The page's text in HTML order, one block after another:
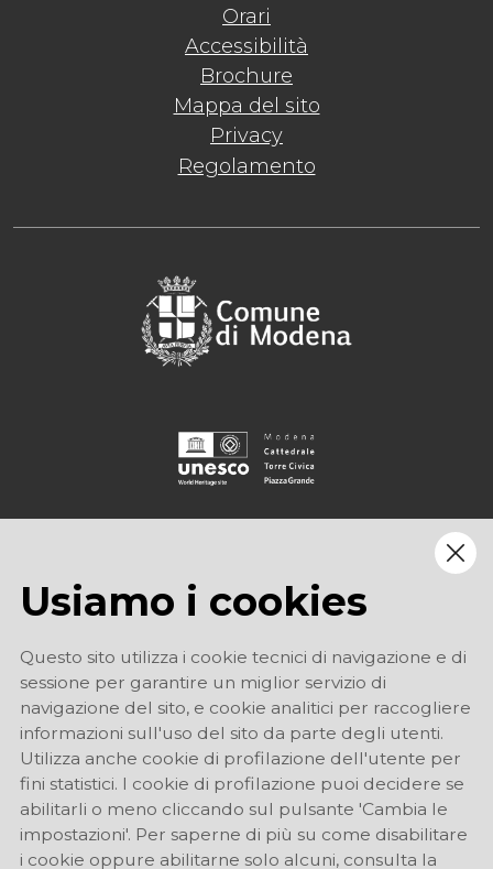
Orari
Accessibilità
Brochure
Mappa del sito
Privacy
Regolamento
Usiamo i cookies
Questo sito utilizza i cookie tecnici di navigazione e di
sessione per garantire un miglior servizio di
navigazione del sito, e cookie analitici per raccogliere
informazioni sull'uso del sito da parte degli utenti.
Utilizza anche cookie di profilazione dell'utente per
fini statistici. I cookie di profilazione puoi decidere se
abilitarli o meno cliccando sul pulsante 'Cambia le
impostazioni'. Per saperne di più su come disabilitare
i cookie oppure abilitarne solo alcuni, consulta la